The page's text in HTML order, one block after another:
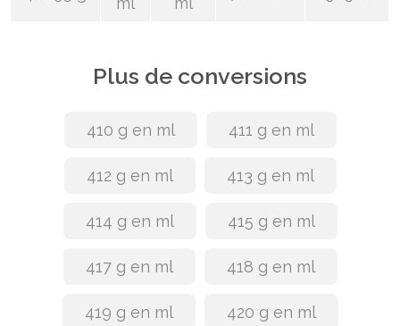
Plus de conversions
410 g en ml 411 g en ml
412 g en ml 413 g en ml
414 g en ml 415 g en ml
417 g en ml 418 g en ml
419 g en ml 420 g en ml